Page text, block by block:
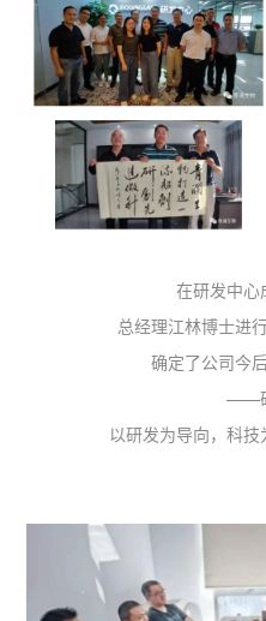
在研发中心
总经理江林博士进
确定了公司今
——
以研发为导向，科技